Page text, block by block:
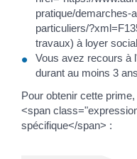
pratique/demarches-
particuliers/
travaux) à loyer
Vous avez recours à
durant au moins 3 ans
Pour obtenir cette
<span
spécifique</span> :